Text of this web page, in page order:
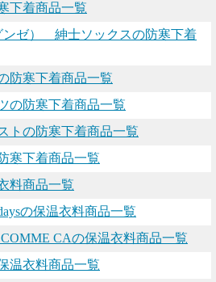
下着商品一覧
ンゼ） 紳士ソックスの防寒下着
防寒下着商品一覧
の防寒下着商品一覧
トの防寒下着商品一覧
寒下着商品一覧
料商品一覧
の保温衣料商品一覧
CAの保温衣料商品一覧
温衣料商品一覧